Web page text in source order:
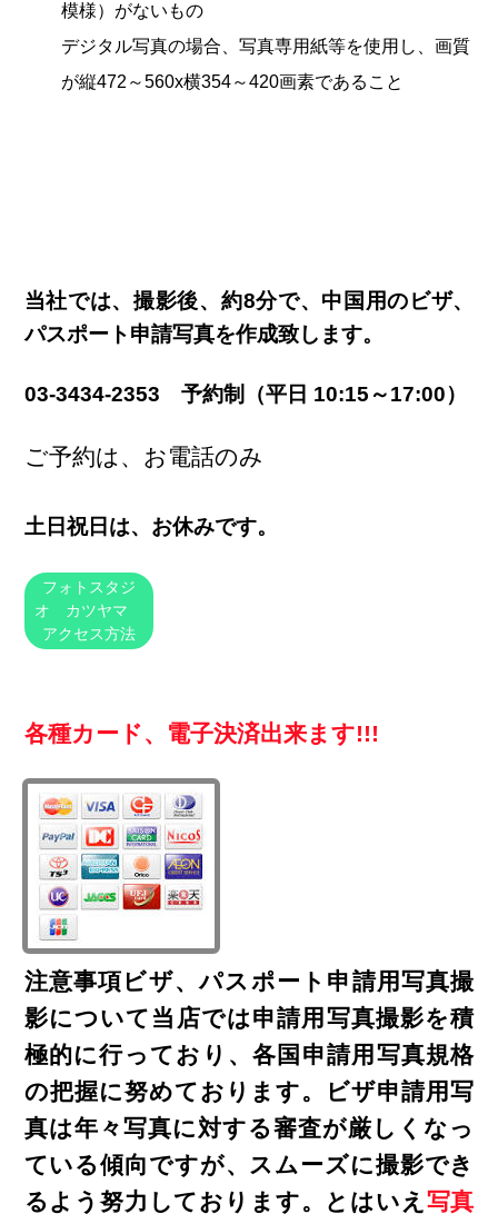
模様）がないもの
デジタル写真の場合、写真専用紙等を使用し、画質
が縦472～560x横354～420画素であること
当社では、撮影後、約8分で、中国用のビザ、
パスポート申請写真を作成致します。
03-3434-2353 予約制（平日 10:15～17:00）
ご予約は、お電話のみ
土日祝日は、お休みです。
フォトスタジ
オ カツヤマ
アクセス方法
各種カード、電子決済出来ます!!!
注意事項ビザ、パスポート申請用写真撮
影について当店では申請用写真撮影を積
極的に行っており、各国申請用写真規格
の把握に努めております。ビザ申請用写
真は年々写真に対する審査が厳しくなっ
ている傾向ですが、スムーズに撮影でき
るよう努力しております。とはいえ 写真